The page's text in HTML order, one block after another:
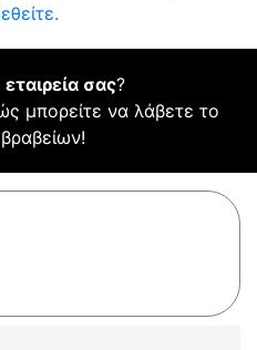
σας?
μπορείτε να λάβετε το